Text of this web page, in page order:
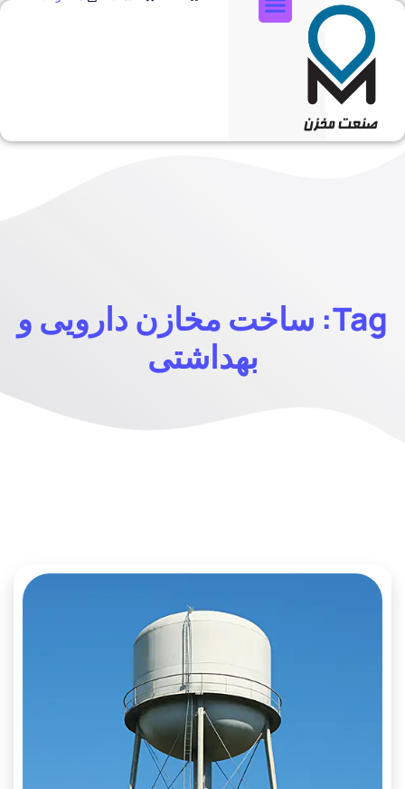
Tag: ساخت مخازن دارویی و
بهداشتی